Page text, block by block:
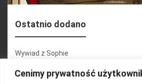
Cenimy prywatność
Ostatnio dodano
Wywiad z Sophie
Konferencja 2.1